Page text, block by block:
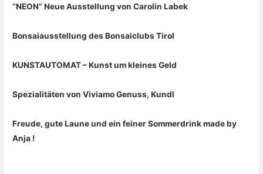
“NEON” Neue Ausstellung von Carolin Labek
Bonsaiausstellung des Bonsaiclubs Tirol
KUNSTAUTOMAT – Kunst um kleines Geld
Spezialitäten von Viviamo Genuss, Kundl
Freude, gute Laune und ein feiner Sommerdrink made by
Anja !